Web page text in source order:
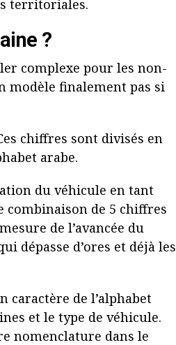
territoriales.
?
complexe pour les non-
modèle finalement pas si
chiffres sont divisés en
arabe.
du véhicule en tant
combinaison de 5 chiffres
de l’avancée du
dépasse d’ores et déjà les
caractère de l’alphabet
et le type de véhicule.
nomenclature dans le